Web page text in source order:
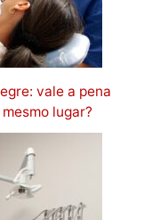
vale a pena
lugar?